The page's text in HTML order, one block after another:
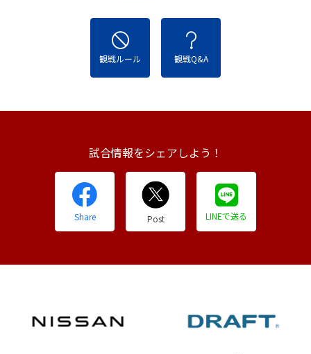
観戦ルール 観戦Q&A
試合情報をシェアしよう！
Share Post LINEで送る